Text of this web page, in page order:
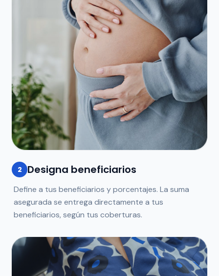
2 Designa beneficiarios
Define a tus beneficiarios y porcentajes. La suma
asegurada se entrega directamente a tus
beneficiarios, según tus coberturas.